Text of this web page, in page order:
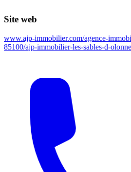
Site web
www.ajp-immobilier.com/agence-
85100/ajp-immobilier-les-sables-d-